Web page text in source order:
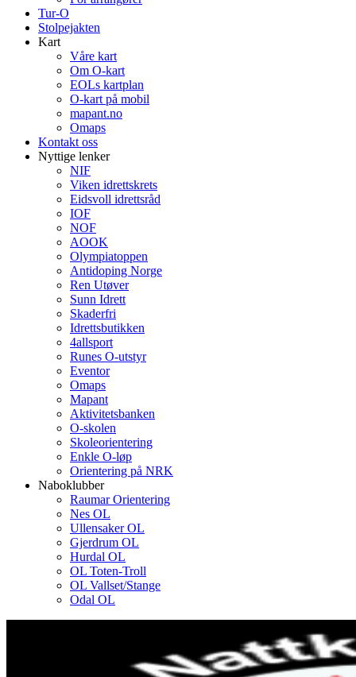
Tur-O
Stolpejakten
Kart
Våre kart
Om O-kart
EOLs kartplan
O-kart på mobil
mapant.no
Omaps
Kontakt oss
Nyttige lenker
NIF
Viken idrettskrets
Eidsvoll idrettsråd
IOF
NOF
AOOK
Olympiatoppen
Antidoping Norge
Ren Utøver
Sunn Idrett
Skaderfri
Idrettsbutikken
4allsport
Runes O-utstyr
Eventor
Omaps
Mapant
Aktivitetsbanken
O-skolen
Skoleorientering
Enkle O-løp
Orientering på NRK
Naboklubber
Raumar Orientering
Nes OL
Ullensaker OL
Gjerdrum OL
Hurdal OL
OL Toten-Troll
OL Vallset/Stange
Odal OL